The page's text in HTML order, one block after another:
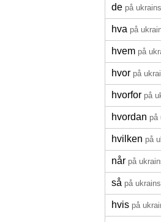
de på
hva på
hvem på
hvor på
hvorfor på
hvordan på
hvilken på
når på
så på
hvis på